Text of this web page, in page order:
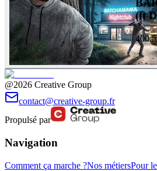
(ft
@2026 Creative Group
contact@creative-group.fr
Propulsé par
Navigation
Comment ça marche ?Nos métiersPour